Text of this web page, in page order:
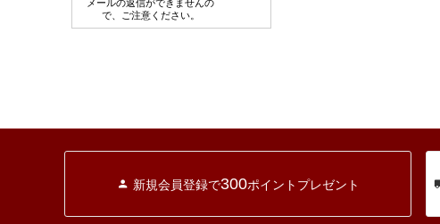
メールの返信ができませんの
で、ご注意ください。
新規会員登録で300ポイントプレゼント